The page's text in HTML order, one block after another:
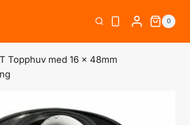
0
Topphuv med 16 x 48mm